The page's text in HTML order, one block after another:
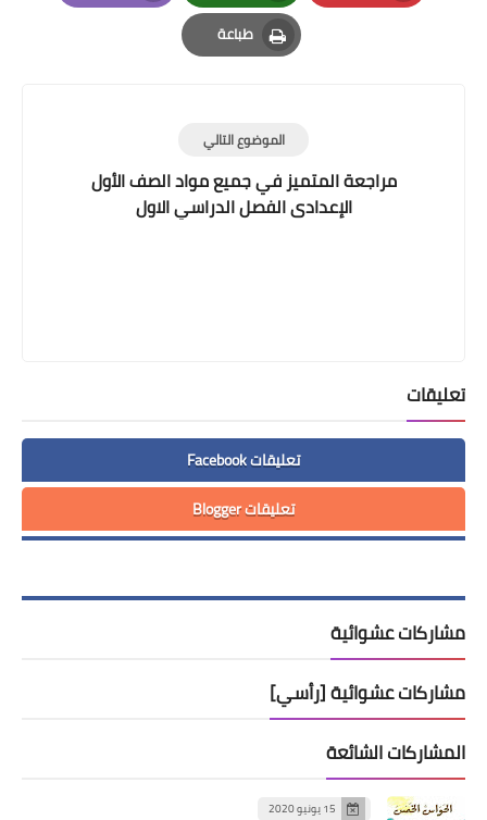
Pinterest
Whatsapp
Email
طباعة
Print
الموضوع التالي
مراجعة المتميز في جميع مواد الصف الأول
الإعدادى الفصل الدراسي الاول
تعليقات
تعليقات Facebook
تعليقات Blogger
مشاركات عشوائية
مشاركات عشوائية [رأسي]
المشاركات الشائعة
15 يونيو 2020